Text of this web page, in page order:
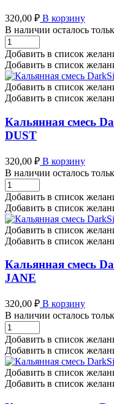
320,00 ₽ В корзину
В наличии осталось
Кальянная
смесь
DarkSide
Core
30
гр
PINEAPPLE
PULSE
количество
Добавить в список
Добавить в список
Добавить в список
Добавить в список
Кальянная смесь
DUST
320,00 ₽ В корзину
В наличии осталось
Кальянная
смесь
DarkSide
Core
30
гр
HONEY
DUST
количество
Добавить в список
Добавить в список
Добавить в список
Добавить в список
Кальянная смесь
JANE
320,00 ₽ В корзину
В наличии осталось
Кальянная
смесь
DarkSide
Core
30
гр
MARY
Добавить в список
Добавить в список
Добавить в список
Добавить в список